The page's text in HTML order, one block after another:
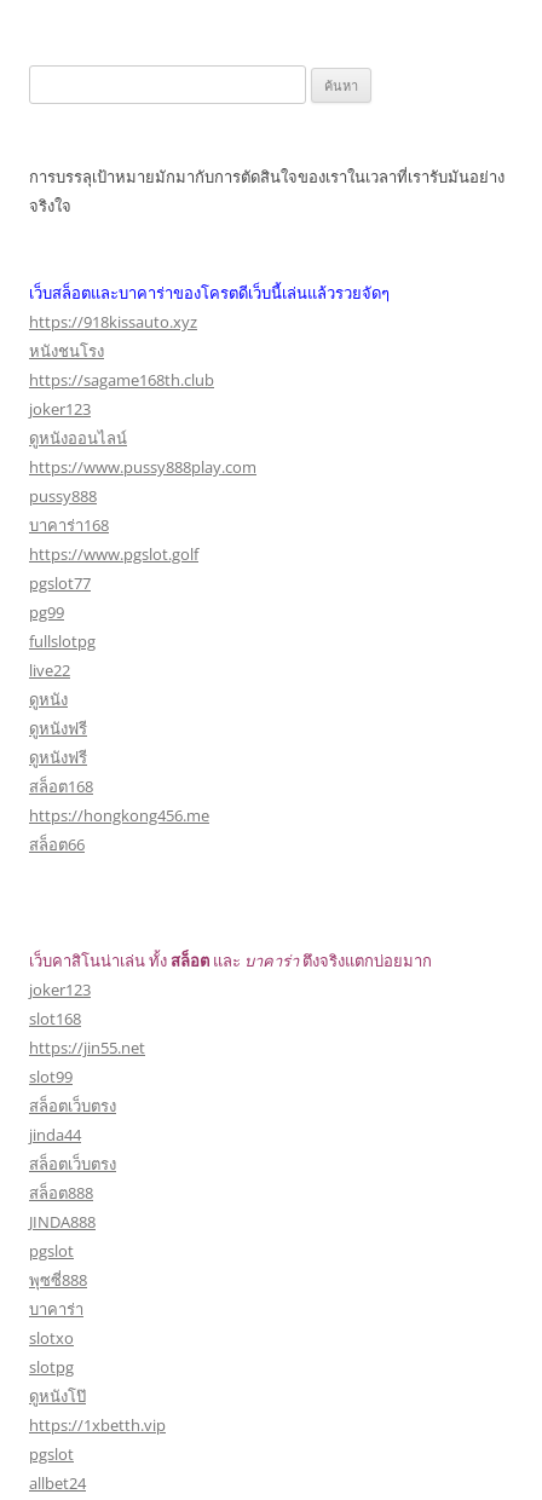
สำหรับ:
การบรรลุเป้าหมายมักมากับการตัดสินใจของเราในเวลาที่เรารับมันอย่าง
จริงใจ
เว็บสล็อตและบาคาร่าของโครตดีเว็บนี้เล่นแล้วรวยจัดๆ
https://918kissauto.xyz
หนังชนโรง
https://sagame168th.club
joker123
ดูหนังออนไลน์
https://www.pussy888play.com
pussy888
บาคาร่า168
https://www.pgslot.golf
pgslot77
pg99
fullslotpg
live22
ดูหนัง
ดูหนังฟรี
ดูหนังฟรี
สล็อต168
https://hongkong456.me
สล็อต66
เว็บคาสิโนน่าเล่น ทั้งสล็อต และ บาคาร่าตึงจริงแตกบ่อยมาก
joker123
slot168
https://jin55.net
slot99
สล็อตเว็บตรง
jinda44
สล็อตเว็บตรง
สล็อต888
JINDA888
pgslot
พุซซี่888
บาคาร่า
slotxo
slotpg
ดูหนังโป๊
https://1xbetth.vip
pgslot
allbet24